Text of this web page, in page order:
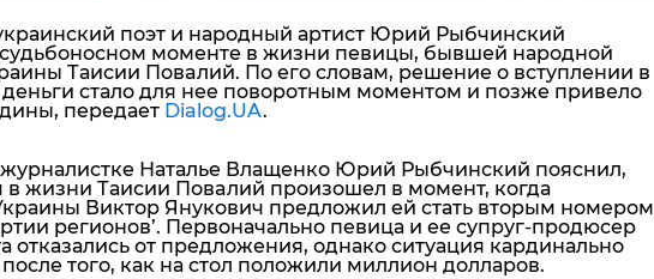
поэт и народный артист Юрий Рыбчинский
судьбоносном моменте в жизни певицы, бывшей народной
Таисии Повaлий. По его словам, решение о вступлении в
деньги стало для нее поворотным моментом и позже привело
передает Dialog.UA.
Наталье Влащенко Юрий Рыбчинский пояснил,
в жизни Таисии Повaлий произошел в момент, когда
Виктор Янукович предложил ей стать вторым номером
регионов’. Первоначально певица и ее супруг-продюсер
отказались от предложения, однако ситуация кардинально
того, как на стол положили миллион долларов.